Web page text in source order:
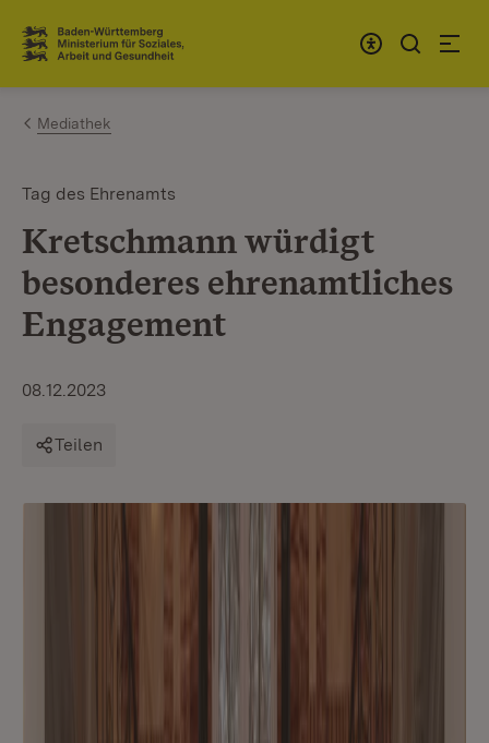
Zum Inhalt springen
Link zur Startseite
Mediathek
Tag des Ehrenamts
Kretschmann würdigt
besonderes ehrenamtliches
Engagement
08.12.2023
Teilen